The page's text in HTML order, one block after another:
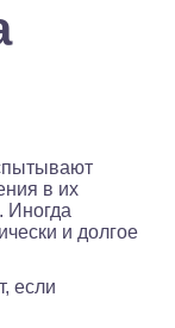
в их
Иногда
и долгое
если